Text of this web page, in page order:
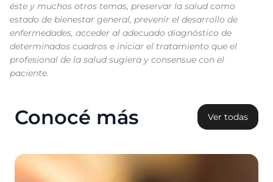
éste y muchos otros temas, preservar la salud como
estado de bienestar general, prevenir el desarrollo de
enfermedades, acceder al adecuado diagnóstico de
determinados cuadros e iniciar el tratamiento que el
profesional de la salud sugiera y consensue con el
paciente.
Conocé más Ver todas